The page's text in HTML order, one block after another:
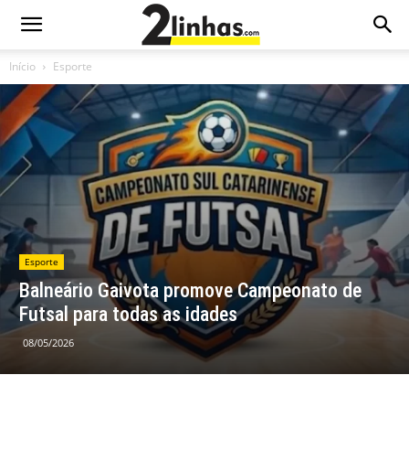
Início Esporte
Esporte
Balneário Gaivota promove Campeonato de
Futsal para todas as idades
08/05/2026